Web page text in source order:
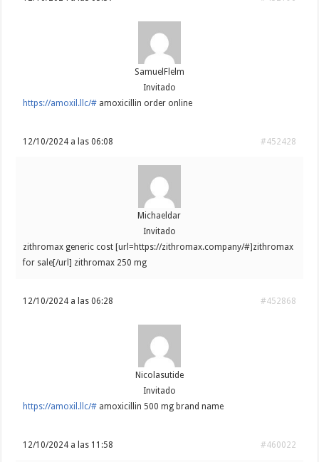
SamuelFlelm
Invitado
https://amoxil.llc/# amoxicillin order online
12/10/2024 a las 06:08 #452428
Michaeldar
Invitado
zithromax generic cost [url=https://zithromax.company/#]zithromax
for sale[/url] zithromax 250 mg
12/10/2024 a las 06:28 #452868
Nicolasutide
Invitado
https://amoxil.llc/# amoxicillin 500 mg brand name
12/10/2024 a las 11:58 #460022